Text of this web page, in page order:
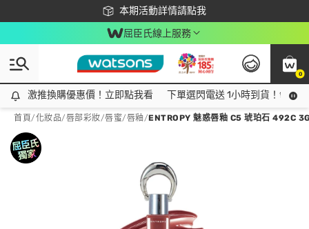
本期活動詳情請點我
下載app最高回饋$350
屈臣氏線上服務
0
激推換購優惠價！立即點我看
激推換購優惠價！立即點我看 下單選閃電送 1小時到貨！領神
首頁/化妝品/唇部彩妝/唇蜜/唇釉/ENTROPY 魅惑唇釉 C5 琥珀石 492C